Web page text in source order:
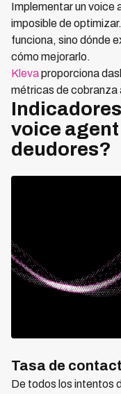
Implementar un voice
imposible de
funciona, sino dónde
cómo mejorarlo.
Klevaproporciona
métricas de
voice
deudores?
Tasa de
De todos los intentos